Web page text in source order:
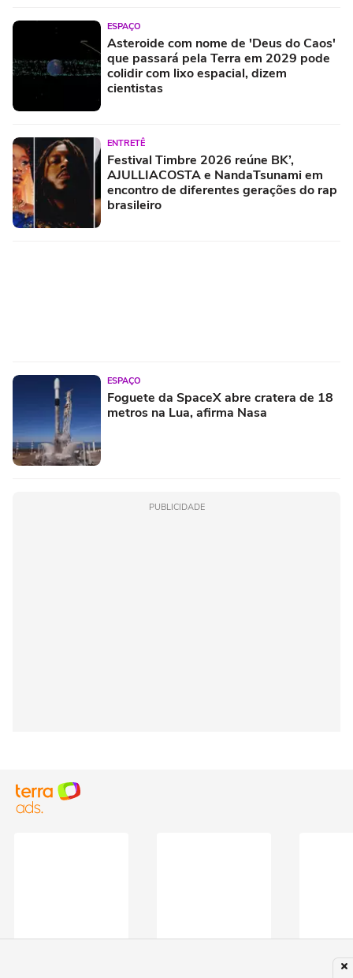
ESPAÇO
Asteroide com nome de 'Deus do Caos'
que passará pela Terra em 2029 pode
colidir com lixo espacial, dizem
cientistas
ENTRETÊ
Festival Timbre 2026 reúne BK’,
AJULLIACOSTA e NandaTsunami em
encontro de diferentes gerações do rap
brasileiro
ESPAÇO
Foguete da SpaceX abre cratera de 18
metros na Lua, afirma Nasa
PUBLICIDADE